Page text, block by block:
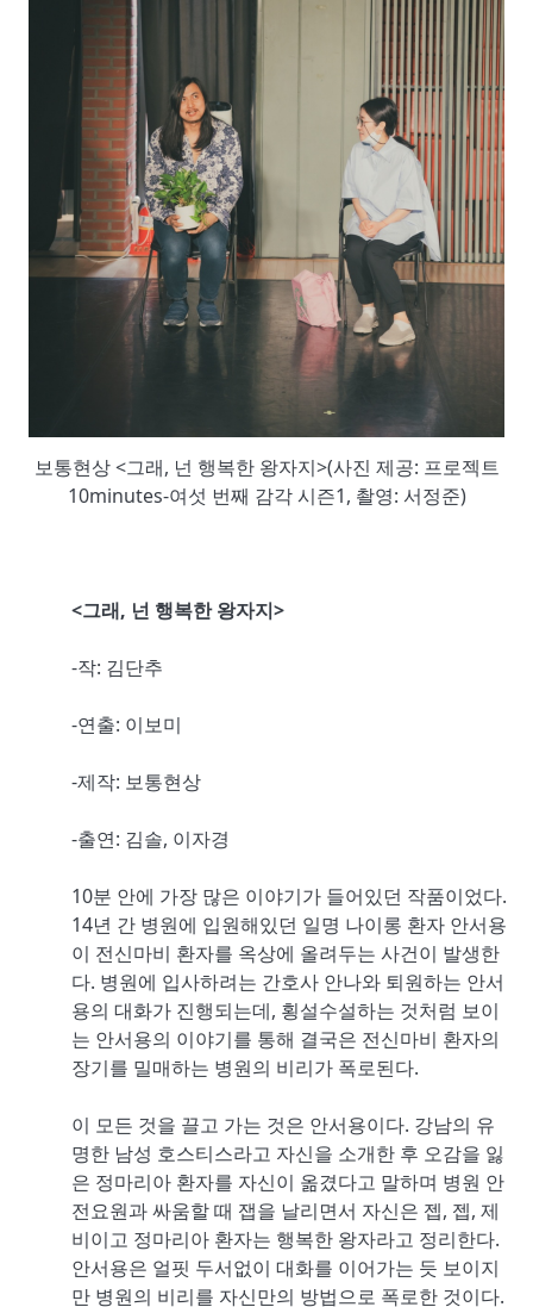
보통현상 <그래, 넌 행복한 왕자지>(사진 제공: 프로젝트
10minutes-여섯 번째 감각 시즌1, 촬영: 서정준)
<그래, 넌 행복한 왕자지>
-작: 김단추
-연출: 이보미
-제작: 보통현상
-출연: 김솔, 이자경
10분 안에 가장 많은 이야기가 들어있던 작품이었다.
14년 간 병원에 입원해있던 일명 나이롱 환자 안서용
이 전신마비 환자를 옥상에 올려두는 사건이 발생한
다. 병원에 입사하려는 간호사 안나와 퇴원하는 안서
용의 대화가 진행되는데, 횡설수설하는 것처럼 보이
는 안서용의 이야기를 통해 결국은 전신마비 환자의
장기를 밀매하는 병원의 비리가 폭로된다.
이 모든 것을 끌고 가는 것은 안서용이다. 강남의 유
명한 남성 호스티스라고 자신을 소개한 후 오감을 잃
은 정마리아 환자를 자신이 옮겼다고 말하며 병원 안
전요원과 싸움할 때 잽을 날리면서 자신은 젭, 젭, 제
비이고 정마리아 환자는 행복한 왕자라고 정리한다.
안서용은 얼핏 두서없이 대화를 이어가는 듯 보이지
만 병원의 비리를 자신만의 방법으로 폭로한 것이다.